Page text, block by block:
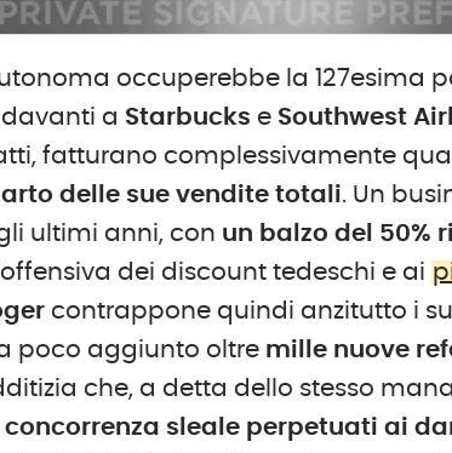
occuperebbe la 127esima
davanti a Starbucks e Southwest
fatturano complessivamente
delle sue vendite totali. Un
ultimi anni, con un balzo del 50%
dei discount tedeschi e ai
contrappone quindi anzitutto i
poco aggiunto oltre mille nuove
che, a detta dello stesso
sleale perpetuati ai